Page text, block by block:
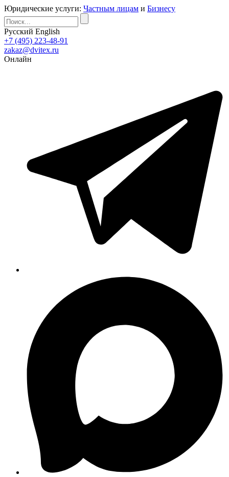
Юридические услуги: Частным лицам и Бизнесу
Русский English
+7 (495) 223-48-91
zakaz@dvitex.ru
Онлайн